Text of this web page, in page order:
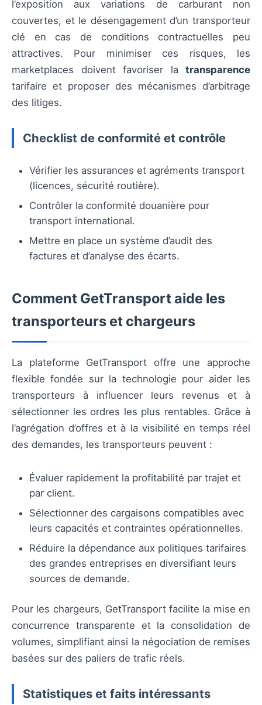
l’exposition aux variations de carburant non
couvertes, et le désengagement d’un transporteur
clé en cas de conditions contractuelles peu
attractives. Pour minimiser ces risques, les
marketplaces doivent favoriser la transparence
tarifaire et proposer des mécanismes d’arbitrage
des litiges.
Checklist de conformité et contrôle
Vérifier les assurances et agréments transport
(licences, sécurité routière).
Contrôler la conformité douanière pour
transport international.
Mettre en place un système d’audit des
factures et d’analyse des écarts.
Comment GetTransport aide les
transporteurs et chargeurs
La plateforme GetTransport offre une approche
flexible fondée sur la technologie pour aider les
transporteurs à influencer leurs revenus et à
sélectionner les ordres les plus rentables. Grâce à
l’agrégation d’offres et à la visibilité en temps réel
des demandes, les transporteurs peuvent :
Évaluer rapidement la profitabilité par trajet et
par client.
Sélectionner des cargaisons compatibles avec
leurs capacités et contraintes opérationnelles.
Réduire la dépendance aux politiques tarifaires
des grandes entreprises en diversifiant leurs
sources de demande.
Pour les chargeurs, GetTransport facilite la mise en
concurrence transparente et la consolidation de
volumes, simplifiant ainsi la négociation de remises
basées sur des paliers de trafic réels.
Statistiques et faits intéressants